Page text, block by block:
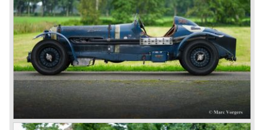
speed model, Blue badge: the early short and then long
chassis type for bespoke bodywork, Green badge: very
rare and used for about eighteen 100 mph. These Green
badge car won at Le Mans in 1924 and 1927 (Old Number
Seven.) The 3-Litre was built from 1919 until 1929.
*The Bentley radiator and the logo were designed by the
genius motoring artist Gordon Crosby. The logo is a
‘badge’ and not a ‘label’ as stated by AFC Hilstead in his
book ‘Those Bentley Days’ (published 1953).
6.5 Litre and Speed Six